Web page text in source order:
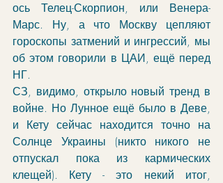
ось Телец-Скорпион, или Венера-
Марс. Ну, а что Москву цепляют
гороскопы затмений и ингрессий, мы
об этом говорили в ЦАИ, ещё перед
НГ.
СЗ, видимо, открыло новый тренд в
войне. Но Лунное ещё было в Деве,
и Кету сейчас находится точно на
Солнце Украины (никто никого не
отпускал пока из кармических
клещей). Кету - это некий итог,